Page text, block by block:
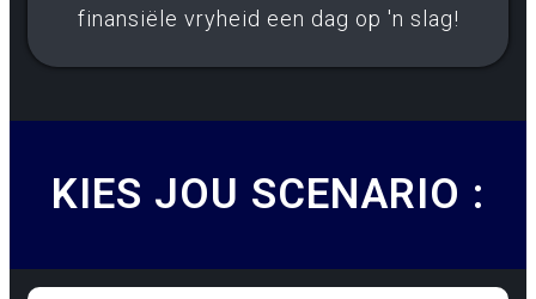
finansiële vryheid een dag op 'n slag!
KIES JOU SCENARIO :